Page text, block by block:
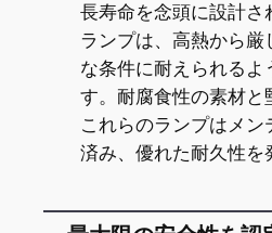
長寿命を念頭に設計さ
ランプは、高熱から
な条件に耐えられるよ
す。耐腐食性の素材と
これらのランプはメ
済み、優れた耐久性を